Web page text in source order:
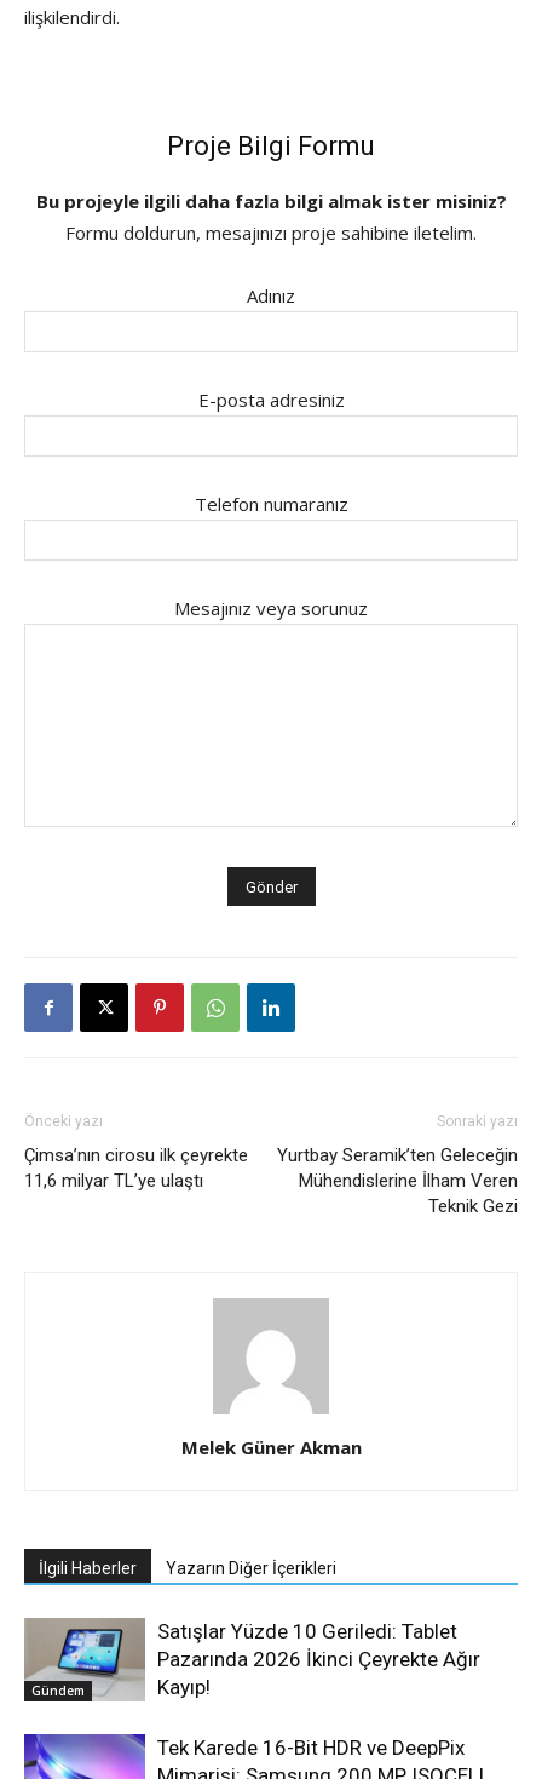
ilişkilendirdi.
Proje Bilgi Formu
Bu projeyle ilgili daha fazla bilgi almak ister misiniz?
Formu doldurun, mesajınızı proje sahibine iletelim.
Adınız
E-posta adresiniz
Telefon numaranız
Mesajınız veya sorunuz
Önceki yazı
Çimsa’nın cirosu ilk çeyrekte
11,6 milyar TL’ye ulaştı
Sonraki yazı
Yurtbay Seramik’ten Geleceğin
Mühendislerine İlham Veren
Teknik Gezi
Melek Güner Akman
İlgili Haberler Yazarın Diğer İçerikleri
Gündem
Satışlar Yüzde 10 Geriledi: Tablet
Pazarında 2026 İkinci Çeyrekte Ağır
Kayıp!
Tek Karede 16-Bit HDR ve DeepPix